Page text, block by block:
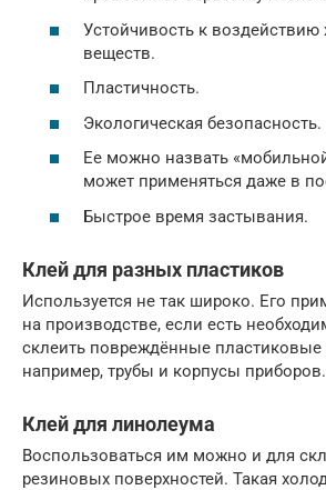
Устойчивость к воздействию
веществ.
Пластичность.
Экологическая безопасность.
Ее можно назвать
может применяться даже в
Быстрое время застывания.
Клей для разных пластиков
Используется не так широко. Его
на производстве, если есть
склеить повреждённые
например, трубы и корпусы приборов.
Клей для линолеума
Воспользоваться им можно и для
резиновых поверхностей. Такая